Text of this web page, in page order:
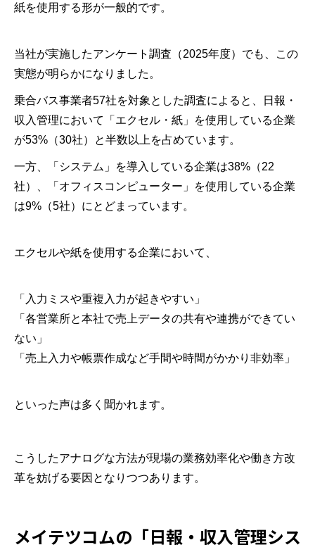
紙を使用する形が一般的です。
当社が実施したアンケート調査（2025年度）でも、この
実態が明らかになりました。
乗合バス事業者57社を対象とした調査によると、日報・
収入管理において「エクセル・紙」を使用している企業
が53%（30社）と半数以上を占めています。
一方、「システム」を導入している企業は38%（22
社）、「オフィスコンピューター」を使用している企業
は9%（5社）にとどまっています。
エクセルや紙を使用する企業において、
「入力ミスや重複入力が起きやすい」
「各営業所と本社で売上データの共有や連携ができてい
ない」
「売上入力や帳票作成など手間や時間がかかり非効率」
といった声は多く聞かれます。
こうしたアナログな方法が現場の業務効率化や働き方改
革を妨げる要因となりつつあります。
メイテツコムの「日報・収入管理シス